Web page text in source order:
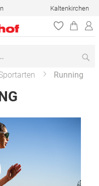
Kaltenkirchen
Running